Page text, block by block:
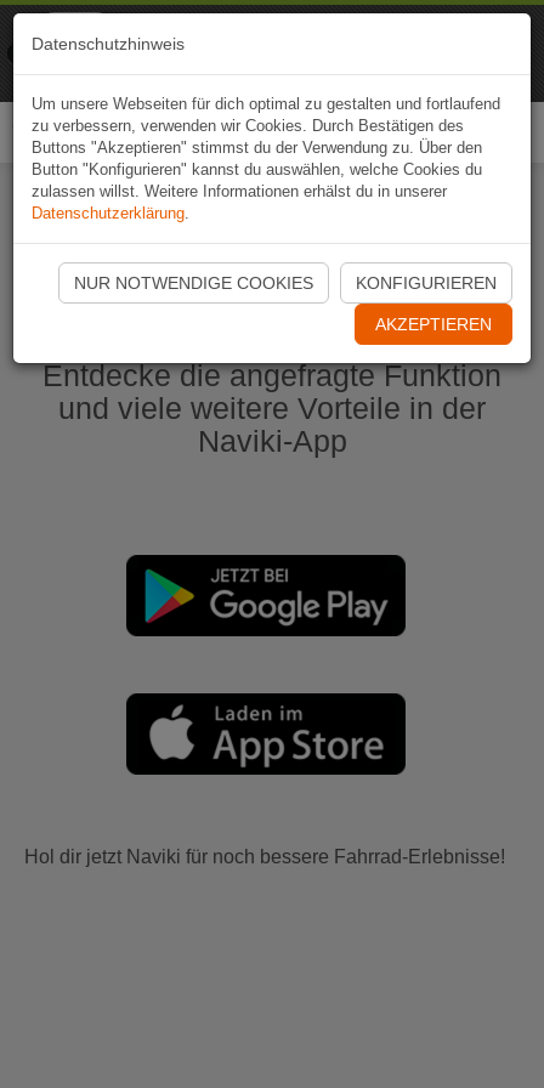
Naviki App jetzt öffnen
Entdecke die angefragte Funktion
und viele weitere Vorteile in der
Naviki-App
Hol dir jetzt Naviki für noch bessere Fahrrad-Erlebnisse!
Datenschutzhinweis
Um unsere Webseiten für dich optimal zu gestalten und fortlaufend
zu verbessern, verwenden wir Cookies. Durch Bestätigen des
Buttons "Akzeptieren" stimmst du der Verwendung zu. Über den
Button "Konfigurieren" kannst du auswählen, welche Cookies du
zulassen willst. Weitere Informationen erhälst du in unserer
Datenschutzerklärung.
NUR NOTWENDIGE COOKIES KONFIGURIEREN
AKZEPTIEREN
Naviki